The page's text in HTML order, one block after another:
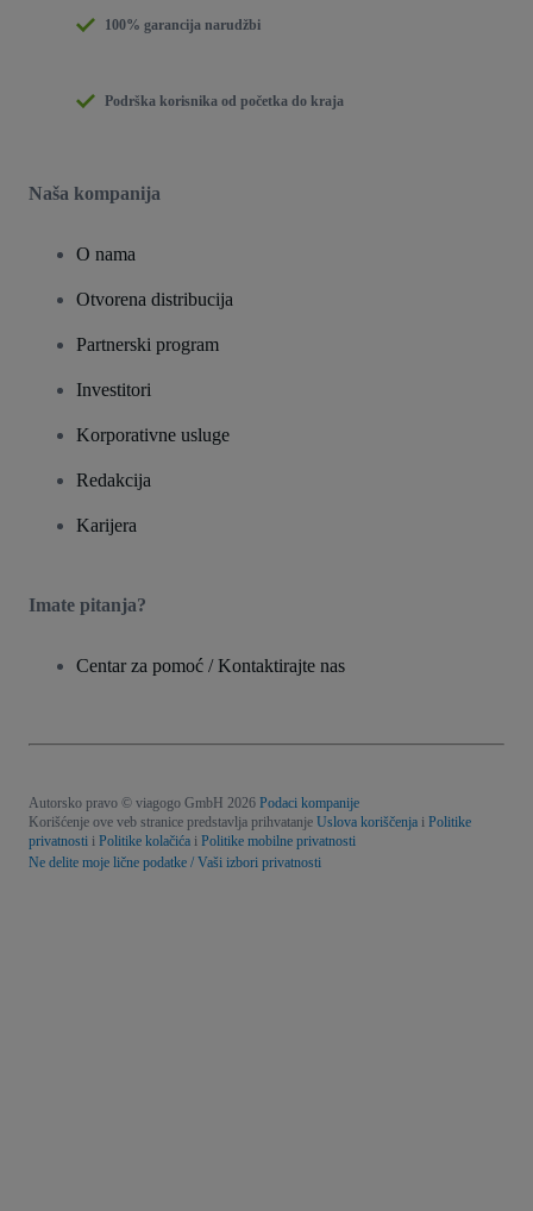
100% garancija narudžbi
Podrška korisnika od početka do kraja
Naša kompanija
O nama
Otvorena distribucija
Partnerski program
Investitori
Korporativne usluge
Redakcija
Karijera
Imate pitanja?
Centar za pomoć / Kontaktirajte nas
Autorsko pravo © viagogo GmbH 2026 Podaci kompanije
Korišćenje ove veb stranice predstavlja prihvatanje Uslova koriščenja i Politike
privatnosti i Politike kolačića i Politike mobilne privatnosti
Ne delite moje lične podatke / Vaši izbori privatnosti